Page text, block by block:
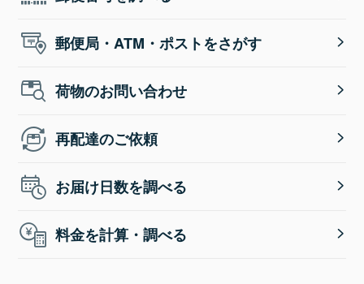
郵便局・ATM・ポストをさがす
荷物のお問い合わせ
再配達のご依頼
お届け日数を調べる
料金を計算・調べる